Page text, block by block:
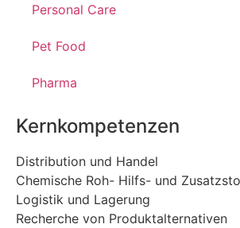
Personal Care
Pet Food
Pharma
Kernkompetenzen
Distribution und Handel
Chemische Roh- Hilfs- und
Logistik und Lagerung
Recherche von Produktalternativen